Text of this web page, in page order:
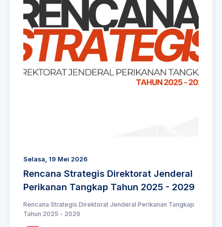
Selasa, 19 Mei 2026
Rencana Strategis Direktorat Jenderal
Perikanan Tangkap Tahun 2025 - 2029
Rencana Strategis Direktorat Jenderal Perikanan Tangkap
Tahun 2025 - 2029